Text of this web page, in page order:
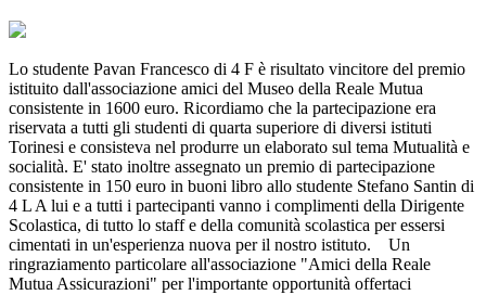
Lo studente Pavan Francesco di 4 F è risultato vincitore del premio
istituito dall'associazione amici del Museo della Reale Mutua
consistente in 1600 euro. Ricordiamo che la partecipazione era
riservata a tutti gli studenti di quarta superiore di diversi istituti
Torinesi e consisteva nel produrre un elaborato sul tema Mutualità e
socialità. E' stato inoltre assegnato un premio di partecipazione
consistente in 150 euro in buoni libro allo studente Stefano Santin di
4 L A lui e a tutti i partecipanti vanno i complimenti della Dirigente
Scolastica, di tutto lo staff e della comunità scolastica per essersi
cimentati in un'esperienza nuova per il nostro istituto. Un
ringraziamento particolare all'associazione "Amici della Reale
Mutua Assicurazioni" per l'importante opportunità offertaci